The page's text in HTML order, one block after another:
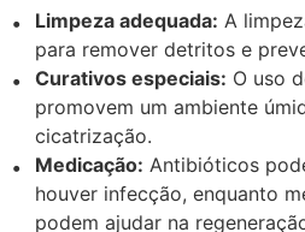
Limpeza adequada: A
para remover detritos e
Curativos especiais: O uso
promovem um ambiente
cicatrização.
Medicação: Antibióticos
houver infecção, enquanto
podem ajudar na